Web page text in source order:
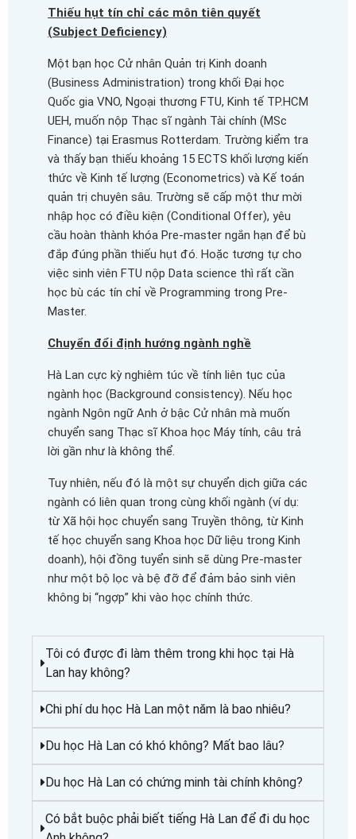
Thiếu hụt tín chỉ các môn tiên quyết
(Subject Deficiency)
Một bạn học Cử nhân Quản trị Kinh doanh
(Business Administration) trong khối Đại học
Quốc gia VNO, Ngoại thương FTU, Kinh tế TP.HCM
UEH, muốn nộp Thạc sĩ ngành Tài chính (MSc
Finance) tại Erasmus Rotterdam. Trường kiểm tra
và thấy bạn thiếu khoảng 15 ECTS khối lượng kiến
thức về Kinh tế lượng (Econometrics) và Kế toán
quản trị chuyên sâu. Trường sẽ cấp một thư mời
nhập học có điều kiện (Conditional Offer), yêu
cầu hoàn thành khóa Pre-master ngắn hạn để bù
đắp đúng phần thiếu hụt đó. Hoặc tương tự cho
việc sinh viên FTU nộp Data science thì rất cần
học bù các tín chỉ về Programming trong Pre-
Master.
Chuyển đổi định hướng ngành nghề
Hà Lan cực kỳ nghiêm túc về tính liên tục của
ngành học (Background consistency). Nếu học
ngành Ngôn ngữ Anh ở bậc Cử nhân mà muốn
chuyển sang Thạc sĩ Khoa học Máy tính, câu trả
lời gần như là không thể.
Tuy nhiên, nếu đó là một sự chuyển dịch giữa các
ngành có liên quan trong cùng khối ngành (ví dụ:
từ Xã hội học chuyển sang Truyền thông, từ Kinh
tế học chuyển sang Khoa học Dữ liệu trong Kinh
doanh), hội đồng tuyển sinh sẽ dùng Pre-master
như một bộ lọc và bệ đỡ để đảm bảo sinh viên
không bị “ngợp” khi vào học chính thức.
Tôi có được đi làm thêm trong khi học tại Hà
Lan hay không?
Chi phí du học Hà Lan một năm là bao nhiêu?
Du học Hà Lan có khó không? Mất bao lâu?
Du học Hà Lan có chứng minh tài chính không?
Có bắt buộc phải biết tiếng Hà Lan để đi du học